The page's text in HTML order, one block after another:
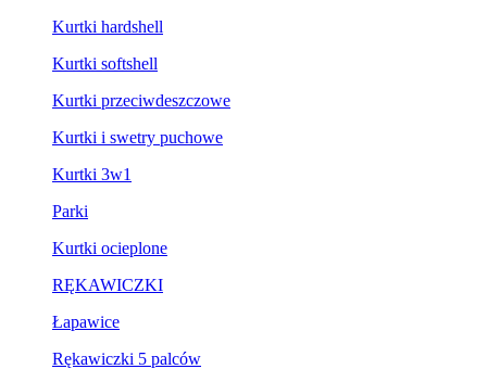
Kurtki hardshell
Kurtki softshell
Kurtki przeciwdeszczowe
Kurtki i swetry puchowe
Kurtki 3w1
Parki
Kurtki ocieplone
RĘKAWICZKI
Łapawice
Rękawiczki 5 palców